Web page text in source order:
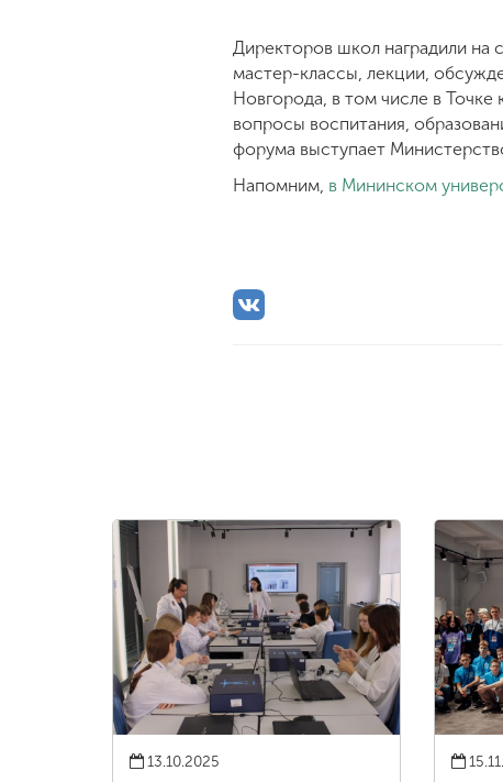
Директоров школ наградили
мастер-классы, лекции,
Новгорода, в том числе в Точке
вопросы воспитания,
форума выступает
Напомним, в Мининском
13.10.2025